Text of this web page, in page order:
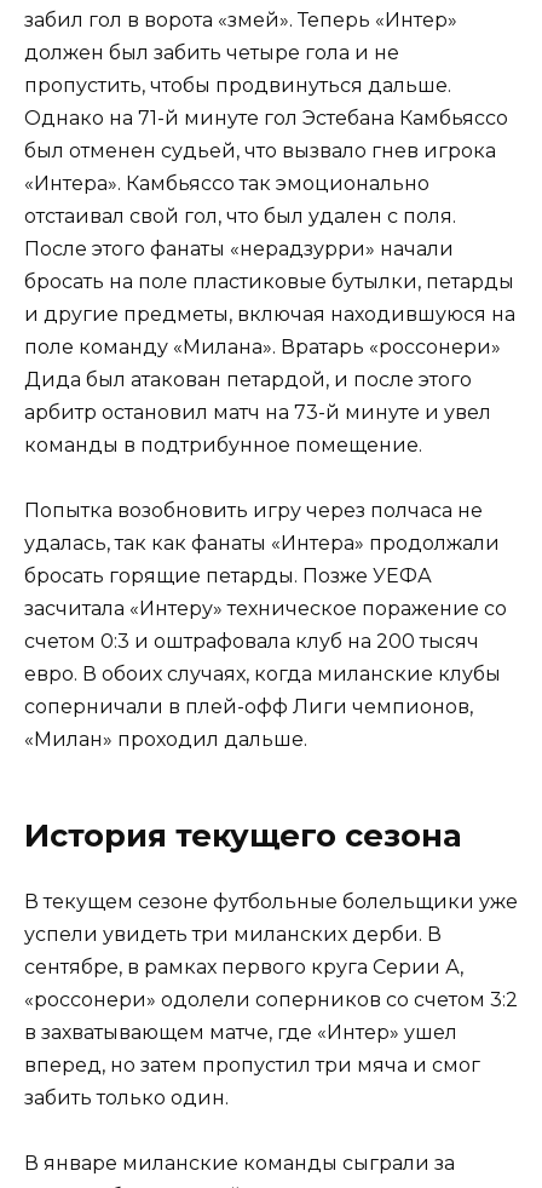
забил гол в ворота «змей». Теперь «Интер»
должен был забить четыре гола и не
пропустить, чтобы продвинуться дальше.
Однако на 71-й минуте гол Эстебана Камбьяссо
был отменен судьей, что вызвало гнев игрока
«Интера». Камбьяссо так эмоционально
отстаивал свой гол, что был удален с поля.
После этого фанаты «нерадзурри» начали
бросать на поле пластиковые бутылки, петарды
и другие предметы, включая находившуюся на
поле команду «Милана». Вратарь «россонери»
Дида был атакован петардой, и после этого
арбитр остановил матч на 73-й минуте и увел
команды в подтрибунное помещение.
Попытка возобновить игру через полчаса не
удалась, так как фанаты «Интера» продолжали
бросать горящие петарды. Позже УЕФА
засчитала «Интеру» техническое поражение со
счетом 0:3 и оштрафовала клуб на 200 тысяч
евро. В обоих случаях, когда миланские клубы
соперничали в плей-офф Лиги чемпионов,
«Милан» проходил дальше.
История текущего сезона
В текущем сезоне футбольные болельщики уже
успели увидеть три миланских дерби. В
сентябре, в рамках первого круга Серии А,
«россонери» одолели соперников со счетом 3:2
в захватывающем матче, где «Интер» ушел
вперед, но затем пропустил три мяча и смог
забить только один.
В январе миланские команды сыграли за